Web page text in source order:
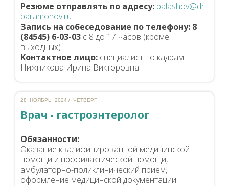
Резюме отправлять по адресу: balashov@dr-
paramonov.ru
Запись на собеседование по телефону: 8
(84545) 6-03-03 с 8 до 17 часов (кроме
выходных)
Контактное лицо: специалист по кадрам
Нижникова Ирина Викторовна
28 НОЯБРЬ 2024 / ЧЕТВЕРГ
Врач - гастроэнтеролог
Обязанности:
Оказание квалифицированной медицинской
помощи и профилактической помощи,
амбулаторно-поликлинический прием,
оформление медицинской документации.